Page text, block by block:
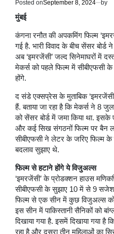
Posted onSeptember 8, 2024 by
मुंबई
कंगना रनौत की अपकमिंग फिल्म
गई है. भारी विवाद के बीच सेंसर बोर्ड
अब ‘इमरजेंसी’ जल्द सिनेमाघरों में
मेकर्स को पहले फिल्म में
होंगे.
द संडे एक्सप्रेस के मुताबिक
हैं. बताया जा रहा है कि मेकर्स ने 8
को सेंसर बोर्ड में जमा किया था. इसके
और कई सिख संगठनों फिल्म पर बैन
सीबीएफसी ने लेटर के जरिए फिल्म
बदलाव सुझाए थे.
फिल्म से हटाने होंगे ये विजुअल्स
‘इमरजेंसी’ के प्रोडक्शन हाउस
सीबीएफसी के सुझाए 10 में से 9
फिल्म से एक सीन में कुछ विजुअल्स को
इस सीन में पाकिस्तानी सैनिकों को
दिखाया गया है. इसमें दिखाया गया
रहा है और दूसरा तीन महिलाओं का